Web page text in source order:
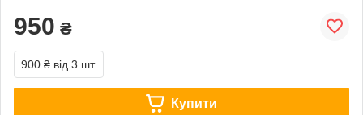
950 ₴
900 ₴ від 3 шт.
Купити